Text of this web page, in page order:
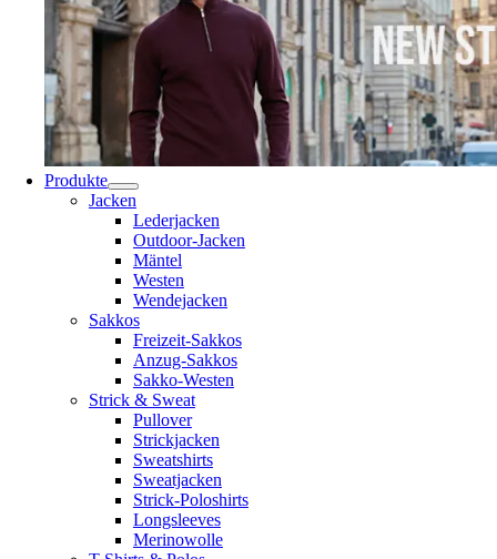
Produkte
Jacken
Lederjacken
Outdoor-Jacken
Mäntel
Westen
Wendejacken
Sakkos
Freizeit-Sakkos
Anzug-Sakkos
Sakko-Westen
Strick & Sweat
Pullover
Strickjacken
Sweatshirts
Sweatjacken
Strick-Poloshirts
Longsleeves
Merinowolle